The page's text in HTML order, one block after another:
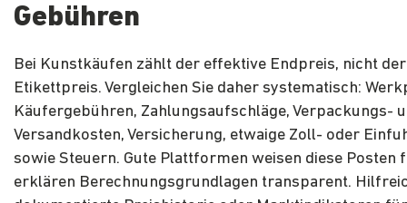
Gebühren
Bei Kunstkäufen zählt der effektive Endpreis, nicht der
Etikettpreis. Vergleichen Sie daher systematisch:
Käufergebühren, Zahlungsaufschläge, Verpackungs-
Versandkosten, Versicherung, etwaige Zoll- oder
sowie Steuern. Gute Plattformen weisen diese Posten
erklären Berechnungsgrundlagen transparent.